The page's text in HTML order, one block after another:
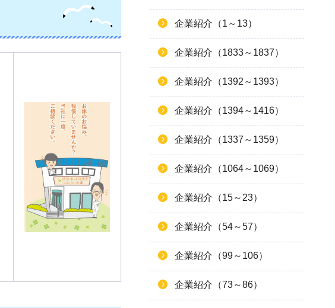
企業紹介（1～13）
企業紹介（1833～1837）
企業紹介（1392～1393）
企業紹介（1394～1416）
企業紹介（1337～1359）
企業紹介（1064～1069）
企業紹介（15～23）
企業紹介（54～57）
企業紹介（99～106）
企業紹介（73～86）